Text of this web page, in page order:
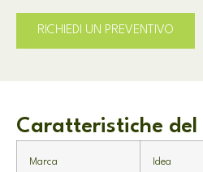
RICHIEDI UN PREVENTIVO
Caratteristiche
Marca Idea